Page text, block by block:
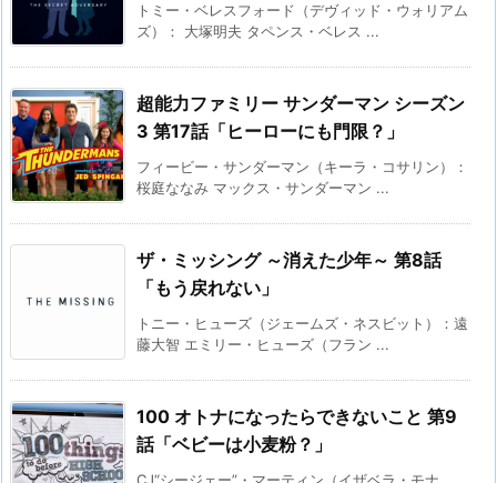
トミー・ベレスフォード（デヴィッド・ウォリアム
ズ）： 大塚明夫 タペンス・ベレス ...
超能力ファミリー サンダーマン シーズン
3 第17話「ヒーローにも門限？」
フィービー・サンダーマン（キーラ・コサリン）：
桜庭ななみ マックス・サンダーマン ...
ザ・ミッシング ～消えた少年～ 第8話
「もう戻れない」
トニー・ヒューズ（ジェームズ・ネスビット）：遠
藤大智 エミリー・ヒューズ（フラン ...
100 オトナになったらできないこと 第9
話「ベビーは小麦粉？」